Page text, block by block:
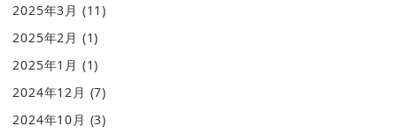
2025年3月 (11)
2025年2月 (1)
2025年1月 (1)
2024年12月 (7)
2024年10月 (3)